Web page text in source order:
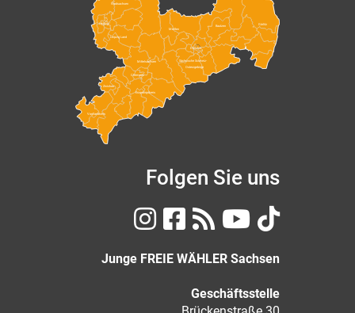
Bautzen Görlitz
Leipzig
Leipzig Land
Meißen
Erzgebirgskreis
Mittelsachsen
Nordsachsen
Osterzgebirge
Sächsische Schweiz-
Vogtlandkreis
Zwickau
Dresden
Chemnitz
Folgen Sie uns
Junge FREIE WÄHLER Sachsen
Geschäftsstelle